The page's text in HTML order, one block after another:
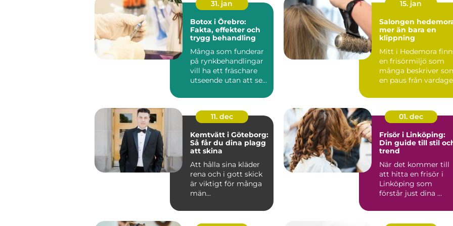
31. jan
Botox i Örebro:
Fakta, effekter och
trygg behandling
Många som funderar
på rynkbehandlingar
vill ha ett fräschare
utseende utan att se
15. jan
Salongen
mer än bara en
klippning
Mitt i Hedemora
en frisörmiljö som
många beskriver
en paus från
11. dec
Kemtvätt i Göteborg:
Så får du dina plagg
att skina
Att hålla sina kläder
rena och i gott skick
är viktigt för många
män...
01. dec
Frisör i Linköping:
Din guide till stil
trend
När det kommer till
att hitta en frisör i
Linköping som
förstår just dina ...